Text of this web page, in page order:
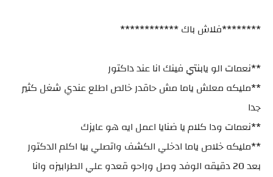
********فلاش باك ************
**نعمات الو يابنتي فينك انا عند داكتور
**مليكه معلش ياما مش حاقدر خالص اطلع عندي شغل كثير
جدا
**نعمات ودا كلام يا ضنايا اعمل ايه هو عايزك
**مليكه خلاص ياما ادخلي الكشف واتصلي بيا اكلم الدكتور
بعد 20 دقيقه الوفد وصل وراحو قعدو علي الطرابيزه وانا